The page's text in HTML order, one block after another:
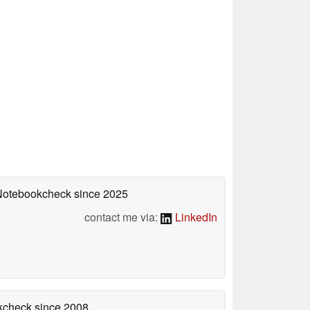
since 2025
contact me via:
LinkedIn